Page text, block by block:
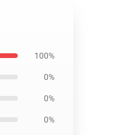
100%
0%
0%
0%